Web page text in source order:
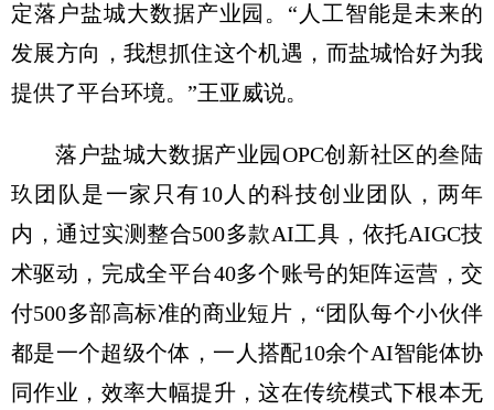
定落户盐城大数据产业园。“人工智能是未来的
发展方向，我想抓住这个机遇，而盐城恰好为我
提供了平台环境。”王亚威说。
落户盐城大数据产业园OPC创新社区的叁陆
玖团队是一家只有10人的科技创业团队，两年
内，通过实测整合500多款AI工具，依托AIGC技
术驱动，完成全平台40多个账号的矩阵运营，交
付500多部高标准的商业短片，“团队每个小伙伴
都是一个超级个体，一人搭配10余个AI智能体协
同作业，效率大幅提升，这在传统模式下根本无